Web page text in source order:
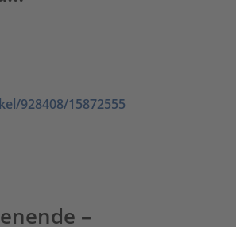
928408/15872555
–